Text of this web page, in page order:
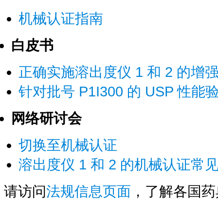
机械认证指南
白皮书
正确实施溶出度仪 1 和 2 的增
针对批号 P1I300 的 USP 性能
网络研讨会
切换至机械认证
溶出度仪 1 和 2 的机械认证常
请访问法规信息页面 ，了解各国